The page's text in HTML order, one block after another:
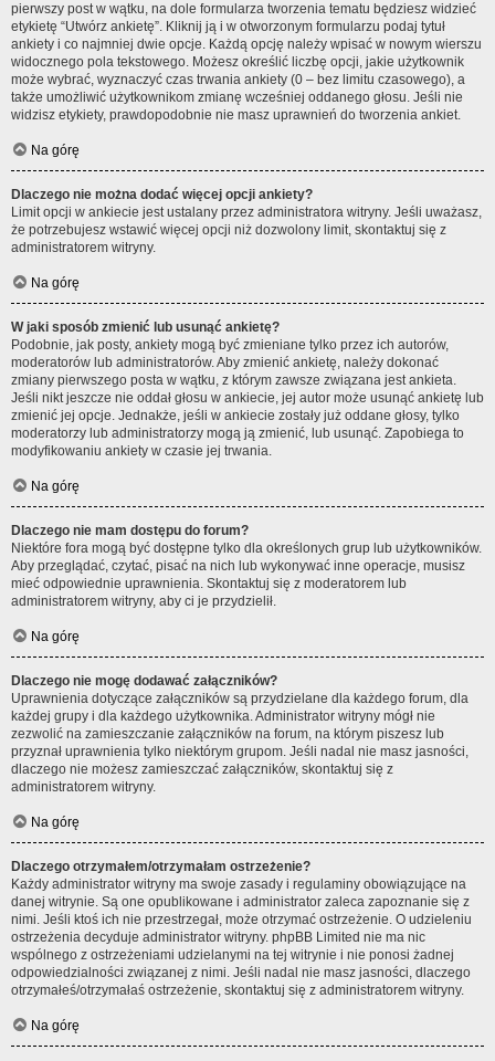
pierwszy post w wątku, na dole formularza tworzenia tematu będziesz widzieć
etykietę “Utwórz ankietę”. Kliknij ją i w otworzonym formularzu podaj tytuł
ankiety i co najmniej dwie opcje. Każdą opcję należy wpisać w nowym wierszu
widocznego pola tekstowego. Możesz określić liczbę opcji, jakie użytkownik
może wybrać, wyznaczyć czas trwania ankiety (0 – bez limitu czasowego), a
także umożliwić użytkownikom zmianę wcześniej oddanego głosu. Jeśli nie
widzisz etykiety, prawdopodobnie nie masz uprawnień do tworzenia ankiet.
Na górę
Dlaczego nie można dodać więcej opcji ankiety?
Limit opcji w ankiecie jest ustalany przez administratora witryny. Jeśli uważasz,
że potrzebujesz wstawić więcej opcji niż dozwolony limit, skontaktuj się z
administratorem witryny.
Na górę
W jaki sposób zmienić lub usunąć ankietę?
Podobnie, jak posty, ankiety mogą być zmieniane tylko przez ich autorów,
moderatorów lub administratorów. Aby zmienić ankietę, należy dokonać
zmiany pierwszego posta w wątku, z którym zawsze związana jest ankieta.
Jeśli nikt jeszcze nie oddał głosu w ankiecie, jej autor może usunąć ankietę lub
zmienić jej opcje. Jednakże, jeśli w ankiecie zostały już oddane głosy, tylko
moderatorzy lub administratorzy mogą ją zmienić, lub usunąć. Zapobiega to
modyfikowaniu ankiety w czasie jej trwania.
Na górę
Dlaczego nie mam dostępu do forum?
Niektóre fora mogą być dostępne tylko dla określonych grup lub użytkowników.
Aby przeglądać, czytać, pisać na nich lub wykonywać inne operacje, musisz
mieć odpowiednie uprawnienia. Skontaktuj się z moderatorem lub
administratorem witryny, aby ci je przydzielił.
Na górę
Dlaczego nie mogę dodawać załączników?
Uprawnienia dotyczące załączników są przydzielane dla każdego forum, dla
każdej grupy i dla każdego użytkownika. Administrator witryny mógł nie
zezwolić na zamieszczanie załączników na forum, na którym piszesz lub
przyznał uprawnienia tylko niektórym grupom. Jeśli nadal nie masz jasności,
dlaczego nie możesz zamieszczać załączników, skontaktuj się z
administratorem witryny.
Na górę
Dlaczego otrzymałem/otrzymałam ostrzeżenie?
Każdy administrator witryny ma swoje zasady i regulaminy obowiązujące na
danej witrynie. Są one opublikowane i administrator zaleca zapoznanie się z
nimi. Jeśli ktoś ich nie przestrzegał, może otrzymać ostrzeżenie. O udzieleniu
ostrzeżenia decyduje administrator witryny. phpBB Limited nie ma nic
wspólnego z ostrzeżeniami udzielanymi na tej witrynie i nie ponosi żadnej
odpowiedzialności związanej z nimi. Jeśli nadal nie masz jasności, dlaczego
otrzymałeś/otrzymałaś ostrzeżenie, skontaktuj się z administratorem witryny.
Na górę